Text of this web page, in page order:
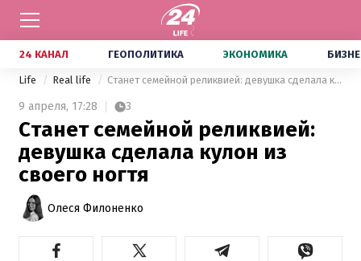
24 КАНАЛ ГЕОПОЛИТИКА ЭКОНОМИКА
Life Real life Станет семейной реликвией: девушка сделала кулон из своего ногтя
9 апреля, 17:28 3
Станет семейной реликвией:
девушка сделала кулон из
своего ногтя
Олеся Филоненко